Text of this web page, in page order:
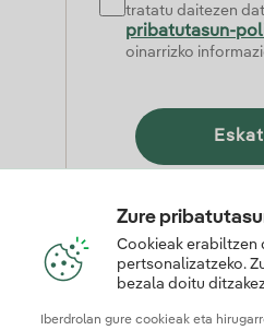
tratatu daitezen
pribatutasun-
oinarrizko
Kalkulatu
Zure
Cookieak erabiltzen
pertsonalizatzeko.
bezala doitu
Iberdrolan gure cookieak eta